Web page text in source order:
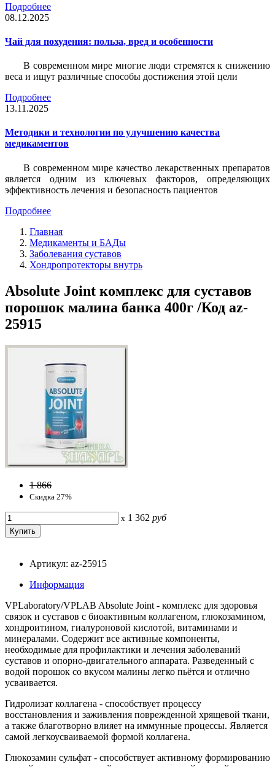
Подробнее
08.12.2025
Чай для похудения: польза, вред и особенности
В современном мире многие люди стремятся к снижению
веса и ищут различные способы достижения этой цели
Подробнее
13.11.2025
Методики и технологии по улучшению качества
медикаментов
В современном мире качество лекарственных препаратов
является одним из ключевых факторов, определяющих
эффективность лечения и безопасность пациентов
Подробнее
Главная
Медикаменты и БАДы
Заболевания суставов
Хондропротекторы внутрь
Absolute Joint комплекс для суставов
порошок малина банка 400г /Код az-
25915
1 866
Скидка 27%
x 1 362 руб
Артикул: az-25915
Информация
VPLaboratory/VPLAB Absolute Joint - комплекс для здоровья
связок и суставов с биоактивным коллагеном, глюкозамином,
хондроитином, гиалуроновой кислотой, витаминами и
минералами. Содержит все активные компоненты,
необходимые для профилактики и лечения заболеваний
суставов и опорно-двигательного аппарата. Разведенный с
водой порошок со вкусом малины легко пьётся и отлично
усваивается.
Гидролизат коллагена - способствует процессу
восстановления и заживления поврежденной хрящевой ткани,
а также благотворно влияет на иммунные процессы. Является
самой легкоусваиваемой формой коллагена.
Глюкозамин сульфат - способствует активному формированию